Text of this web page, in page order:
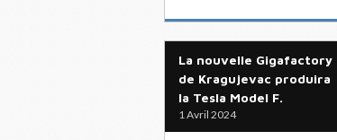
La nouvelle Gigafactory
de Kragujevac produira
la Tesla Model F.
1 Avril 2024